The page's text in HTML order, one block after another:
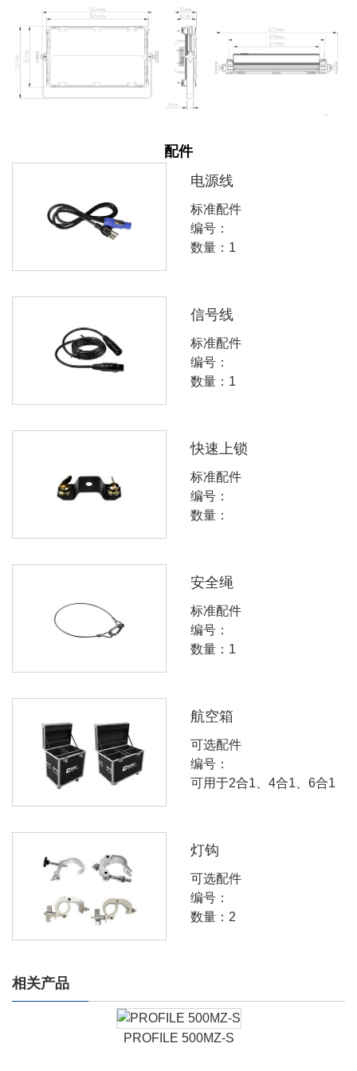
配件
电源线
标准配件
编号：
数量：1
信号线
标准配件
编号：
数量：1
快速上锁
标准配件
编号：
数量：
安全绳
标准配件
编号：
数量：1
航空箱
可选配件
编号：
可用于2合1、4合1、6合1
灯钩
可选配件
编号：
数量：2
相关产品
PROFILE 500MZ-S